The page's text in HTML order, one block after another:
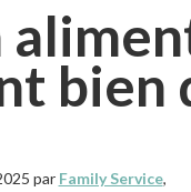
bien
par Family Service,